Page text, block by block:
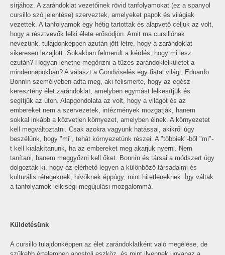
sírjához. A zarándoklat vezetőinek rövid tanfolyamokat (ez a spanyol
cursillo szó jelentése) szerveztek, amelyeket papok és világiak
vezettek. A tanfolyamok egy hétig tartottak és alapvető céljuk az volt,
hogy a résztvevők lelki élete erősödjön. Amit ma cursillónak
nevezünk, tulajdonképpen azután jött létre, hogy a zarándoklat
sikeresen lezajlott. Sokakban felmerült a kérdés, hogy mi lesz
ezután? Hogyan lehetne megőrizni a tüzes zarándoklelkületet a
mindennapokban? A választ a Gondviselés egy fiatal világi, Eduardo
Bonnín személyében adta meg, aki felismerte, hogy az egész
keresztény élet zarándoklat, amelyben egymást lelkesítjük és
segítjük az úton. Alapgondolata az volt, hogy a világot és az
embereket nem a szervezetek, intézmények mozgatják, hanem
sokkal inkább a közvetlen környezet, amelyben élnek. A környezetet
kell megváltoztatni. Csak azokra vagyunk hatással, akikről úgy
beszélünk, hogy "mi", tehát környezetünk részei. A "többiek"-ből "mi"-
t kell kialakítanunk, ha az embereket meg akarjuk nyerni. Nem
tanítani, hanem meggyőzni kell őket. Bonnín és társai a módszert úgy
dolgozták ki, hogy az elérhető legyen a különböző társadalmi és
kulturális rétegeknek, hívőknek éppúgy, mint hitetleneknek. Így váltak
a tanfolyamok lelkiségi megújulási mozgalommá.
Küldetésünk
A cursillo tulajdonképpen az élet zarándoklatként való megélése, de
szűkebb értelemben apostoli eszköz, és mint ilyennek ugyanaz a